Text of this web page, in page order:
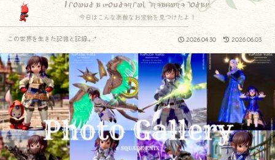
I found a wonderful treasure today.
今日はこんな素敵なお宝物を見つけたよ！
2026.04.30 2026.06.03
この世界を生きた記憶と記録.｡.:*